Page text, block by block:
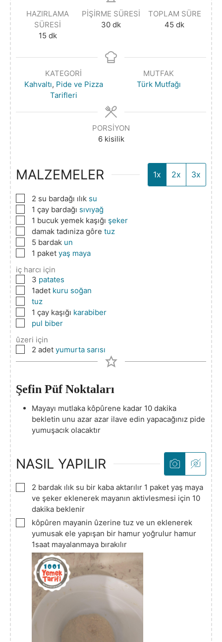
HAZIRLAMA
SÜRESI
15 dk
PIŞIRME SÜRESI
30 dk
TOPLAM SÜRE
45 dk
KATEGORI
Kahvaltı, Pide ve Pizza
Tarifleri
MUTFAK
Türk Mutfağı
PORSIYON
6 kisilik
MALZEMELER 1x 2x 3x
▢
2 su bardağı ılık su
▢1 çay bardağı sıvıyağ
▢1 bucuk yemek kaşığı şeker
▢
damak tadıniza gôre tuz
▢
5 bardak un
▢1 paket yaş maya
iç harcı için
▢
3 patates
▢1adet kuru soğan
▢
tuz
▢1 çay kaşığı karabiber
▢
pul biber
ûzeri için
▢
2 adet yumurta sarısı
Şefin Püf Noktaları
Mayayı mutlaka kôpûrene kadar 10 dakika
bekletin unu azar azar ilave edin yapacağınız pide
yumuşacık olacaktır
NASIL YAPILIR
▢
2 bardak ılık su bir kaba aktarılır 1 paket yaş maya
ve şeker eklenerek mayanın aktivlesmesi için 10
dakika beklenir
▢
kôpûren mayanin ûzerine tuz ve un eklenerek
yumusak ele yapışan bir hamur yoğrulur hamur
1saat mayalanmaya bırakılır